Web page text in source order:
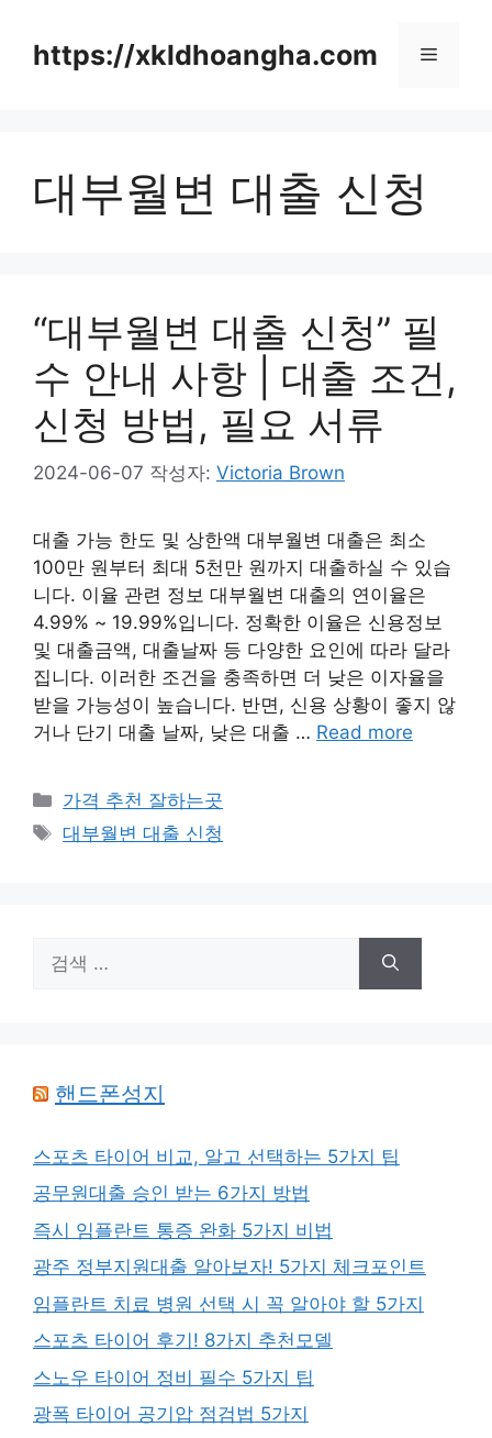
https://xkldhoangha.com 메
대부월변 대출 신청
“대부월변 대출 신청” 필
수 안내 사항 | 대출 조건,
신청 방법, 필요 서류
2024-06-07 작성자: Victoria Brown
대출 가능 한도 및 상한액 대부월변 대출은 최소
100만 원부터 최대 5천만 원까지 대출하실 수 있습
니다. 이율 관련 정보 대부월변 대출의 연이율은
4.99% ~ 19.99%입니다. 정확한 이율은 신용정보
및 대출금액, 대출날짜 등 다양한 요인에 따라 달라
집니다. 이러한 조건을 충족하면 더 낮은 이자율을
받을 가능성이 높습니다. 반면, 신용 상황이 좋지 않
거나 단기 대출 날짜, 낮은 대출 … Read more
카
테
고
가격 추천 잘하는곳
태
대부월변 대출 신청
색:
핸드폰성지
스포츠 타이어 비교, 알고 선택하는 5가지 팁
공무원대출 승인 받는 6가지 방법
즉시 임플란트 통증 완화 5가지 비법
광주 정부지원대출 알아보자! 5가지 체크포인트
임플란트 치료 병원 선택 시 꼭 알아야 할 5가지
스포츠 타이어 후기! 8가지 추천모델
스노우 타이어 정비 필수 5가지 팁
광폭 타이어 공기압 점검법 5가지